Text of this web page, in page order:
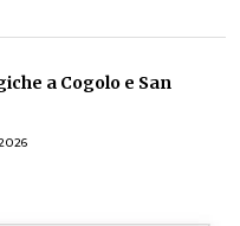
a Cogolo e San